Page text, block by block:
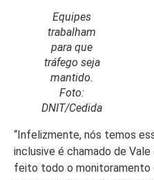
TV Portal
Sobre o
Portal Acre
Expediente
Política de
Fale com
Equipes
trabalham
para que
tráfego seja
mantido.
Foto:
DNIT/Cedida
“Infelizmente, nós temos
inclusive é chamado de
feito todo o monitoramento